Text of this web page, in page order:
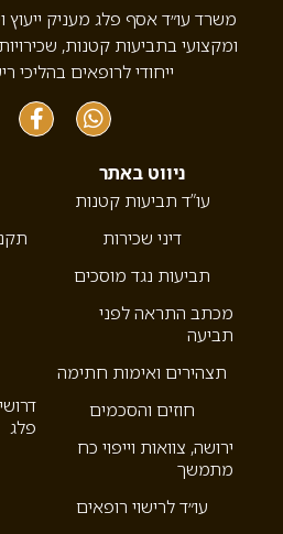
משרד עו״ד אסף פלג מעניק ייעוץ
ומקצועי בתביעות קטנות, שכירויות,
ייחודי לרופאים בהליכי
ניווט באתר
עו”ד תביעות קטנות
דיני שכירות
תביעות נגד מוסכים
מכתב התראה לפני
תביעה
תצהירים ואימות חתימה
חוזים והסכמים
ירושה, צוואות וייפוי כח
מתמשך
עו״ד לרישוי רופאים
פלג